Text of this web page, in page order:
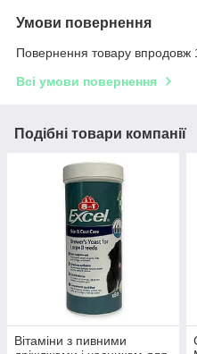
Умови повернення
Повернення товару впродовж
Всі умови повернення
Подібні товари компанії
Вітаміни з пивними